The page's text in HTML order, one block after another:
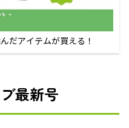
だアイテムが買える！
最新号